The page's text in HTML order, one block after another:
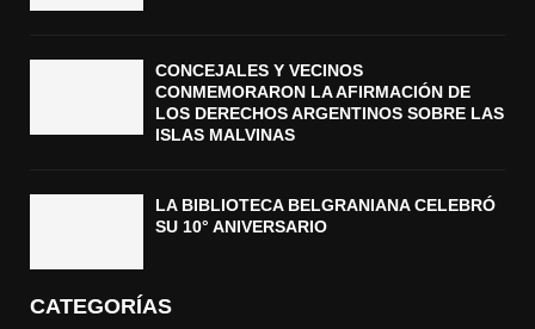
CONCEJALES Y VECINOS
CONMEMORARON LA AFIRMACIÓN DE
LOS DERECHOS ARGENTINOS SOBRE LAS
ISLAS MALVINAS
LA BIBLIOTECA BELGRANIANA CELEBRÓ
SU 10° ANIVERSARIO
CATEGORÍAS